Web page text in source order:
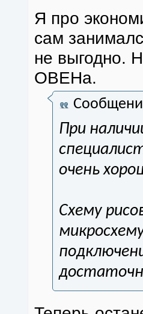
Я про
сам
не выгодно.
ОВЕНа.
При
очень
Схему